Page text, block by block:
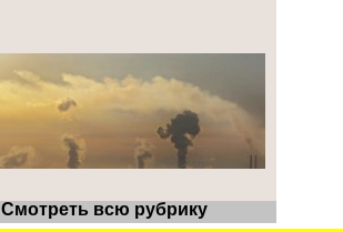
Смотреть всю рубрику